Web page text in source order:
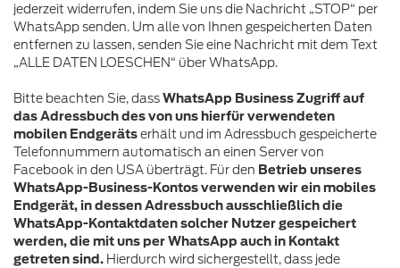
jederzeit widerrufen, indem Sie uns die Nachricht „STOP“ per
WhatsApp senden. Um alle von Ihnen gespeicherten Daten
entfernen zu lassen, senden Sie eine Nachricht mit dem Text
„ALLE DATEN LOESCHEN“ über WhatsApp.
Bitte beachten Sie, dassWhatsApp Business Zugriff auf
das Adressbuch des von uns hierfür verwendeten
mobilen Endgerätserhält und im Adressbuch gespeicherte
Telefonnummern automatisch an einen Server von
Facebook in den USA überträgt. Für den Betrieb unseres
WhatsApp-Business-Kontos verwenden wir ein mobiles
Endgerät, in dessen Adressbuch ausschließlich die
WhatsApp-Kontaktdaten solcher Nutzer gespeichert
werden, die mit uns per WhatsApp auch in Kontakt
getreten sind. Hierdurch wird sichergestellt, dass jede